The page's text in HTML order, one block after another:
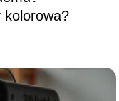
kolorowa?